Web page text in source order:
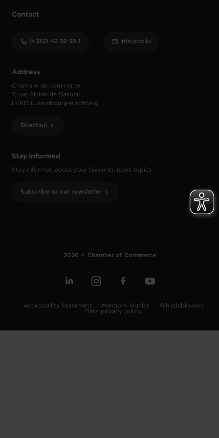
Stay informed
Stay informed about your favourite news topics.
Subscribe to our newsletter
Address
Chambre de commerce
7, rue Alcide de Gasperi
L-1615 Luxembourg-Kirchberg
Direction
Contact
(+352) 42 39 39 1 info@cc.lu
2026 © Chamber of Commerce
Accessibility Statement Mentions légales
Whistleblowers
Data privacy policy